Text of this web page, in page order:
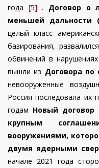
года [5] . Договор о
меньшей дальности
целый класс
базирования,
обвинений в нарушениях
вышли из Договора
невооруженные
Россия последовала их
годам Новый договор
крупным
вооружениями,
двумя ядерными
начале 2021 года